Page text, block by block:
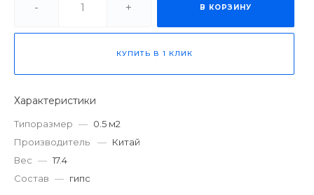
- + В КОРЗИНУ
КУПИТЬ В 1 КЛИК
Характеристики
Типоразмер — 0.5 м2
Производитель
— Китай
Вес — 17.4
Состав — гипс